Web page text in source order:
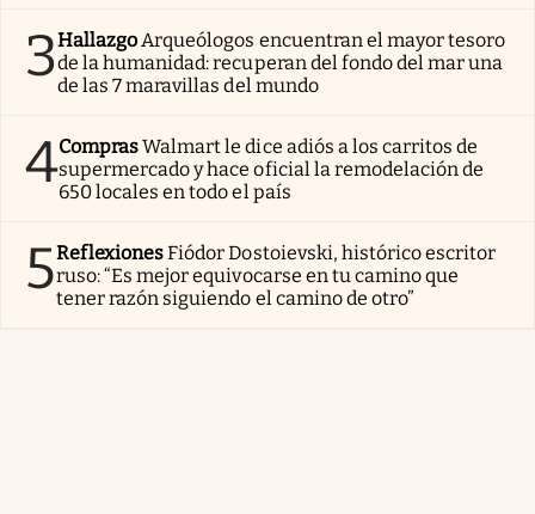
3HallazgoArqueólogos encuentran el mayor tesoro
de la humanidad: recuperan del fondo del mar una
de las 7 maravillas del mundo
4ComprasWalmart le dice adiós a los carritos de
supermercado y hace oficial la remodelación de
650 locales en todo el país
5ReflexionesFiódor Dostoievski, histórico escritor
ruso: “Es mejor equivocarse en tu camino que
tener razón siguiendo el camino de otro”